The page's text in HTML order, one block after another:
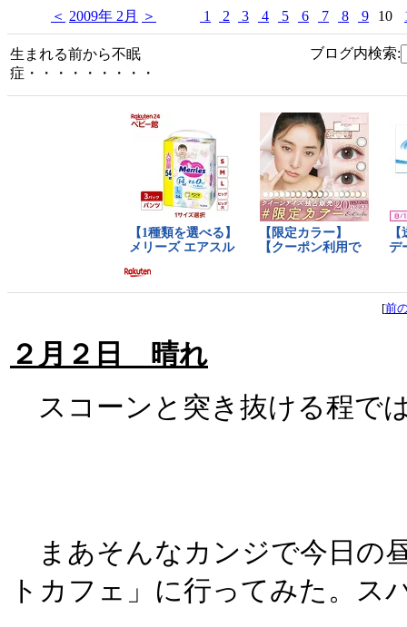
＜ 2009年 2月 ＞ 1 2 3 4 5 6 7 8 9 10
生まれる前から不眠
症・・・・・・・・・
ブログ内検索:
[前
２月２日 晴れ
スコーンと突き抜ける程で
まあそんなカンジで今日の
トカフェ」に行ってみた。